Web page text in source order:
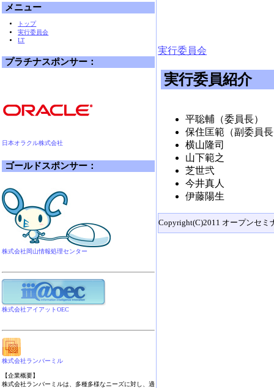
実行委員会
実行委員紹介
平聡輔（委員長）
保住匡範（副委員
横山隆司
山下範之
芝世弐
今井真人
伊藤陽生
Copyright(C)2011 オープンセミ
メニュー
トップ
実行委員会
LT
プラチナスポンサー：
日本オラクル株式会社
ゴールドスポンサー：
株式会社岡山情報処理センター
株式会社アイアットOEC
株式会社ランバーミル
【企業概要】
株式会社ランバーミルは、多種多様なニーズに対し、適